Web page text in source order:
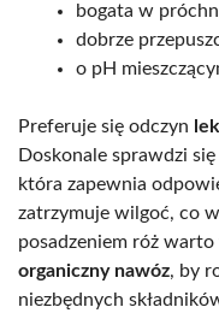
bogata w
dobrze
o pH
Preferuje się odczyn
Doskonale sprawdzi
która zapewnia
zatrzymuje wilgoć, co
posadzeniem róż
organiczny nawóz, by
niezbędnych